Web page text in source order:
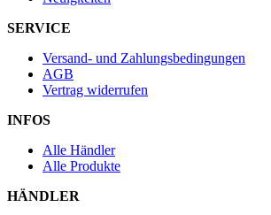
SERVICE
Versand- und Zahlungsbedingungen
AGB
Vertrag widerrufen
INFOS
Alle Händler
Alle Produkte
HÄNDLER